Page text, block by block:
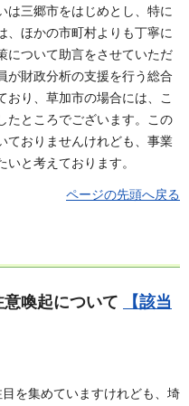
は三郷市をはじめとし、特に
、ほかの市町村よりも丁寧に
について助言をさせていただ
が財政分析の支援を行う総合
おり、草加市の場合には、こ
たところでございます。この
ておりませんけれども、事業
と考えております。
ページの先頭へ戻る
喚起について
【該当
を集めていますけれども、埼